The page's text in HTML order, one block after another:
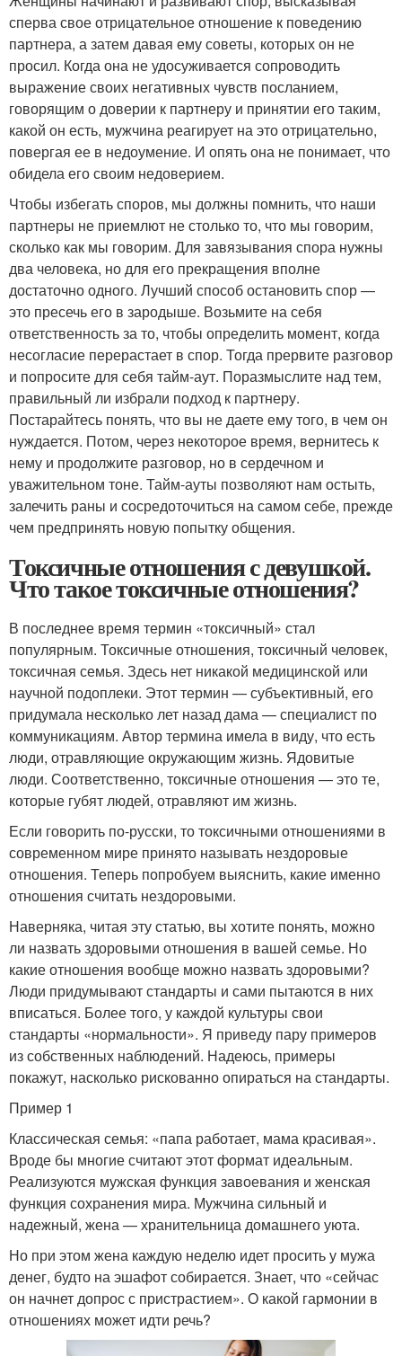
сперва свое отрицательное отношение к поведению
партнера, а затем давая ему советы, которых он не
просил. Когда она не удосуживается сопроводить
выражение своих негативных чувств посланием,
говорящим о доверии к партнеру и принятии его таким,
какой он есть, мужчина реагирует на это отрицательно,
повергая ее в недоумение. И опять она не понимает, что
обидела его своим недоверием.
Чтобы избегать споров, мы должны помнить, что наши
партнеры не приемлют не столько то, что мы говорим,
сколько как мы говорим. Для завязывания спора нужны
два человека, но для его прекращения вполне
достаточно одного. Лучший способ остановить спор —
это пресечь его в зародыше. Возьмите на себя
ответственность за то, чтобы определить момент, когда
несогласие перерастает в спор. Тогда прервите разговор
и попросите для себя тайм-аут. Поразмыслите над тем,
правильный ли избрали подход к партнеру.
Постарайтесь понять, что вы не даете ему того, в чем он
нуждается. Потом, через некоторое время, вернитесь к
нему и продолжите разговор, но в сердечном и
уважительном тоне. Тайм-ауты позволяют нам остыть,
залечить раны и сосредоточиться на самом себе, прежде
чем предпринять новую попытку общения.
Токсичные отношения с девушкой.
Что такое токсичные отношения?
В последнее время термин «токсичный» стал
популярным. Токсичные отношения, токсичный человек,
токсичная семья. Здесь нет никакой медицинской или
научной подоплеки. Этот термин — субъективный, его
придумала несколько лет назад дама — специалист по
коммуникациям. Автор термина имела в виду, что есть
люди, отравляющие окружающим жизнь. Ядовитые
люди. Соответственно, токсичные отношения — это те,
которые губят людей, отравляют им жизнь.
Если говорить по-русски, то токсичными отношениями в
современном мире принято называть нездоровые
отношения. Теперь попробуем выяснить, какие именно
отношения считать нездоровыми.
Наверняка, читая эту статью, вы хотите понять, можно
ли назвать здоровыми отношения в вашей семье. Но
какие отношения вообще можно назвать здоровыми?
Люди придумывают стандарты и сами пытаются в них
вписаться. Более того, у каждой культуры свои
стандарты «нормальности». Я приведу пару примеров
из собственных наблюдений. Надеюсь, примеры
покажут, насколько рискованно опираться на стандарты.
Пример 1
Классическая семья: «папа работает, мама красивая».
Вроде бы многие считают этот формат идеальным.
Реализуются мужская функция завоевания и женская
функция сохранения мира. Мужчина сильный и
надежный, жена — хранительница домашнего уюта.
Но при этом жена каждую неделю идет просить у мужа
денег, будто на эшафот собирается. Знает, что «сейчас
он начнет допрос с пристрастием». О какой гармонии в
отношениях может идти речь?